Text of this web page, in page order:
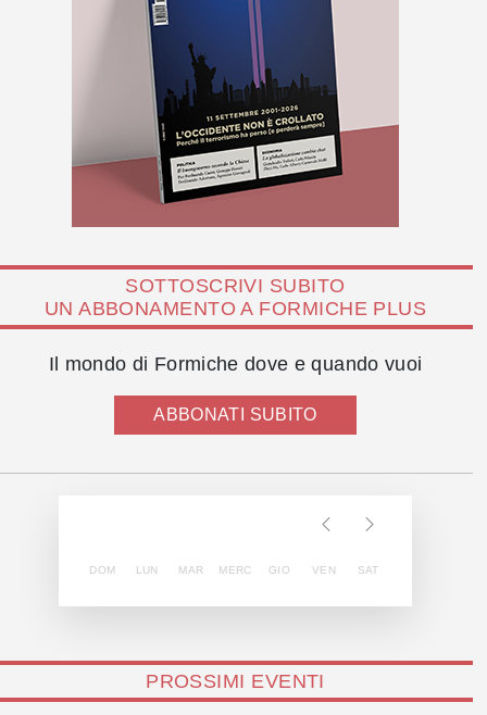
SOTTOSCRIVI SUBITO
UN ABBONAMENTO A FORMICHE PLUS
Il mondo di Formiche dove e quando vuoi
ABBONATI SUBITO
DOM LUN MAR MERC GIO VEN SAT
PROSSIMI EVENTI